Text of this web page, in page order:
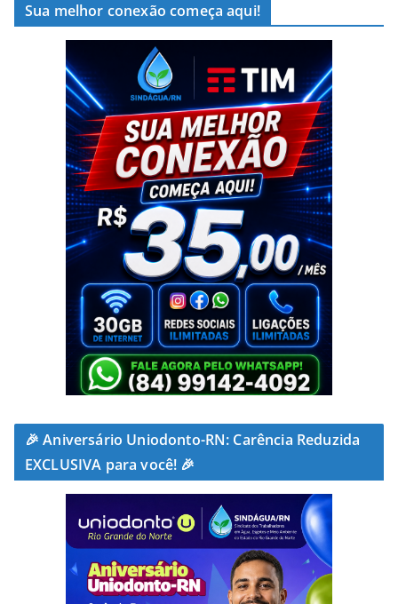
Sua melhor conexão começa aqui!
🎉 Aniversário Uniodonto-RN: Carência Reduzida
EXCLUSIVA para você! 🎉